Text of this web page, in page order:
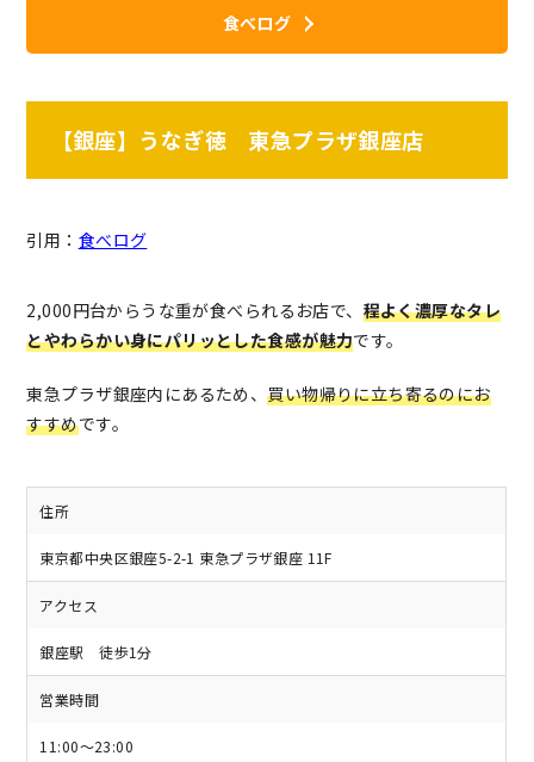
食べログ
【銀座】うなぎ徳 東急プラザ銀座店
引用： 食べログ
2,000円台からうな重が食べられるお店で、 程よく濃厚なタレ
とやわらかい身にパリッとした食感が魅力です。
東急プラザ銀座内にあるため、買い物帰りに立ち寄るのにお
すすめです。
住所
東京都中央区銀座5-2-1 東急プラザ銀座 11F
アクセス
銀座駅 徒歩1分
営業時間
11:00～23:00